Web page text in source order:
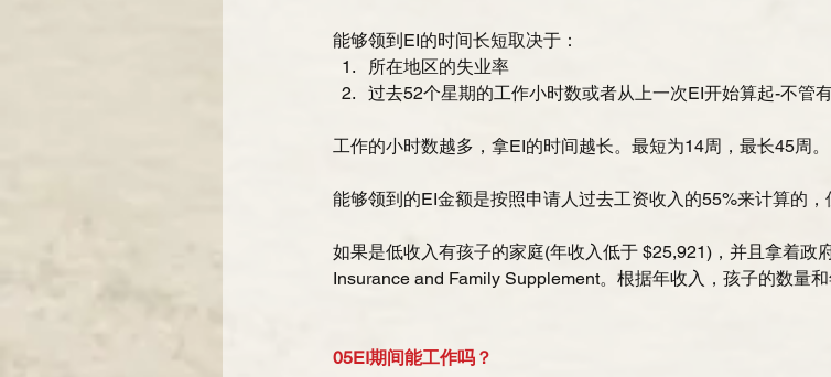
能够领到EI的时间长短取决于：
所在地区的失业率
过去52个星期的工作小时数或者从上一次EI开始算起-不管
工作的小时数越多，拿EI的时间越长。最短为14周，最长45周。
能够领到的EI金额是按照申请人过去工资收入的55%来计算的，
如果是低收入有孩子的家庭(年收入低于 $25,921)，并且拿着政
Insurance and Family Supplement。根据年收入，孩子的数量
05EI期间能工作吗？